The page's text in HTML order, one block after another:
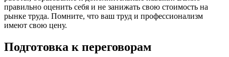
правильно оценить себя и не занижать свою стоимость на
рынке труда. Помните, что ваш труд и профессионализм
имеют свою цену.
Подготовка к переговорам